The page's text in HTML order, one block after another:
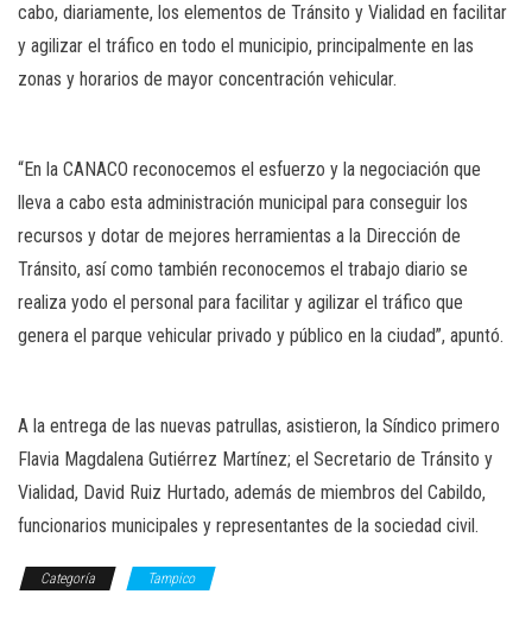
cabo, diariamente, los elementos de Tránsito y Vialidad en facilitar
y agilizar el tráfico en todo el municipio, principalmente en las
zonas y horarios de mayor concentración vehicular.
“En la CANACO reconocemos el esfuerzo y la negociación que
lleva a cabo esta administración municipal para conseguir los
recursos y dotar de mejores herramientas a la Dirección de
Tránsito, así como también reconocemos el trabajo diario se
realiza yodo el personal para facilitar y agilizar el tráfico que
genera el parque vehicular privado y público en la ciudad”, apuntó.
A la entrega de las nuevas patrullas, asistieron, la Síndico primero
Flavia Magdalena Gutiérrez Martínez; el Secretario de Tránsito y
Vialidad, David Ruiz Hurtado, además de miembros del Cabildo,
funcionarios municipales y representantes de la sociedad civil.
Categoría Tampico